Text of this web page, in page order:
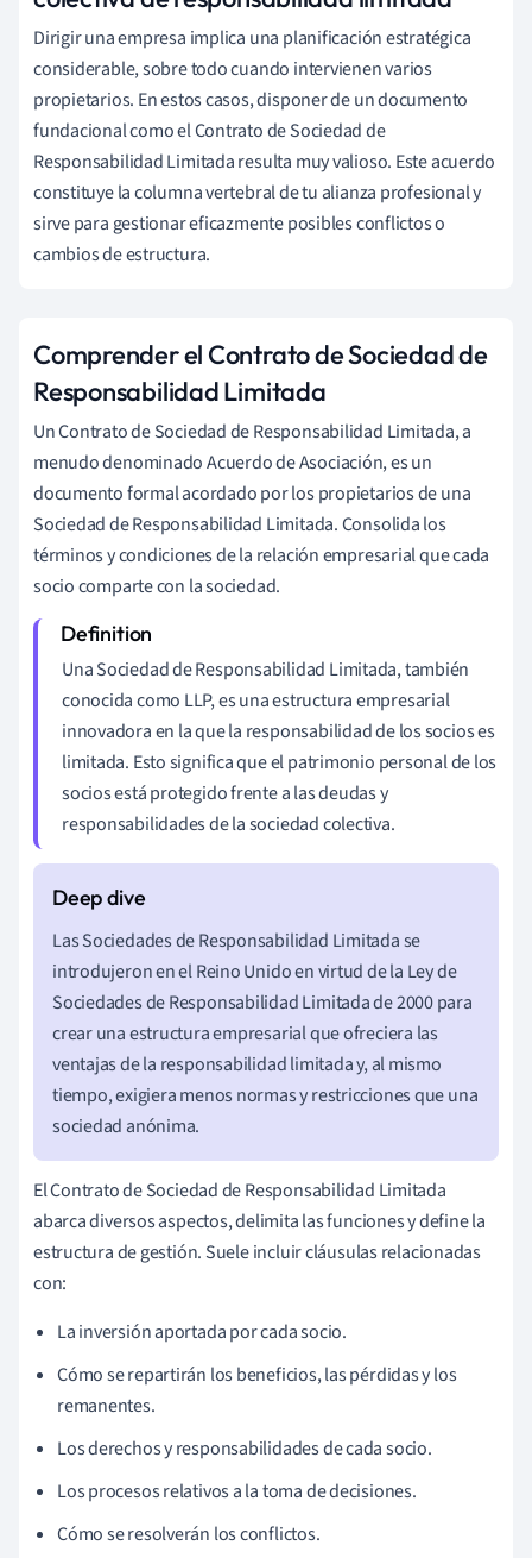
Dirigir una empresa implica una planificación estratégica
considerable, sobre todo cuando intervienen varios
propietarios. En estos casos, disponer de un documento
fundacional como el Contrato de Sociedad de
Responsabilidad Limitada resulta muy valioso. Este acuerdo
constituye la columna vertebral de tu alianza profesional y
sirve para gestionar eficazmente posibles conflictos o
cambios de estructura.
Comprender el Contrato de Sociedad de
Responsabilidad Limitada
Un Contrato de Sociedad de Responsabilidad Limitada, a
menudo denominado Acuerdo de Asociación, es un
documento formal acordado por los propietarios de una
Sociedad de Responsabilidad Limitada. Consolida los
términos y condiciones de la relación empresarial que cada
socio comparte con la sociedad.
Una Sociedad de Responsabilidad Limitada, también
conocida como LLP, es una estructura empresarial
innovadora en la que la responsabilidad de los socios es
limitada. Esto significa que el patrimonio personal de los
socios está protegido frente a las deudas y
responsabilidades de la sociedad colectiva.
Las Sociedades de Responsabilidad Limitada se
introdujeron en el Reino Unido en virtud de la Ley de
Sociedades de Responsabilidad Limitada de 2000 para
crear una estructura empresarial que ofreciera las
ventajas de la responsabilidad limitada y, al mismo
tiempo, exigiera menos normas y restricciones que una
sociedad anónima.
El Contrato de Sociedad de Responsabilidad Limitada
abarca diversos aspectos, delimita las funciones y define la
estructura de gestión. Suele incluir cláusulas relacionadas
con:
La inversión aportada por cada socio.
Cómo se repartirán los beneficios, las pérdidas y los
remanentes.
Los derechos y responsabilidades de cada socio.
Los procesos relativos a la toma de decisiones.
Cómo se resolverán los conflictos.